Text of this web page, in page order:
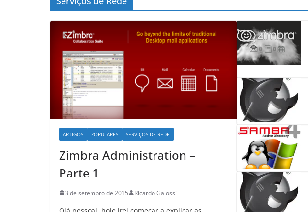
ARTIGOS POPULARES SERVIÇOS DE REDE
Zimbra Administration –
Parte 1
3 de setembro de 2015 Ricardo Galossi
Olá pessoal, hoje irei começar a explicar as